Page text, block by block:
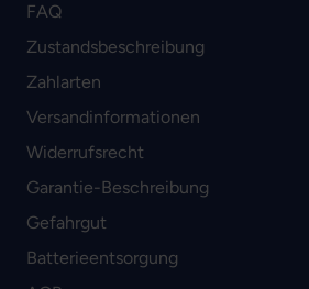
FAQ
Zustandsbeschreibung
Zahlarten
Versandinformationen
Widerrufsrecht
Garantie-Beschreibung
Gefahrgut
Batterieentsorgung